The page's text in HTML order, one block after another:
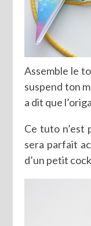
Assemble le
suspend ton
a dit que
Ce tuto n’est
sera parfait
d’un petit